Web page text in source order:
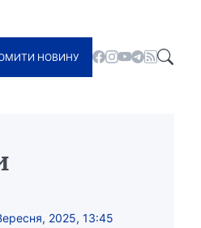
НОВИНУ
2025, 13:45